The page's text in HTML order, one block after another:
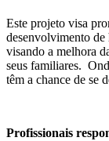
Este projeto visa
desenvolvimento de
visando a melhora
seus familiares.
têm a chance de se
Profissionais